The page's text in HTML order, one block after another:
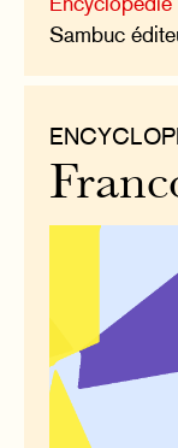
Sambuc